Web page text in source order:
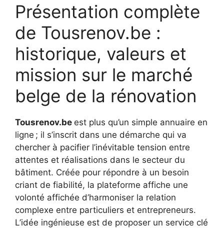
Présentation complète
de Tousrenov.be :
historique, valeurs et
mission sur le marché
belge de la rénovation
Tousrenov.be est plus qu’un simple annuaire en
ligne ; il s’inscrit dans une démarche qui va
chercher à pacifier l’inévitable tension entre
attentes et réalisations dans le secteur du
bâtiment. Créée pour répondre à un besoin
criant de fiabilité, la plateforme affiche une
volonté affichée d’harmoniser la relation
complexe entre particuliers et entrepreneurs.
L’idée ingénieuse est de proposer un service clé